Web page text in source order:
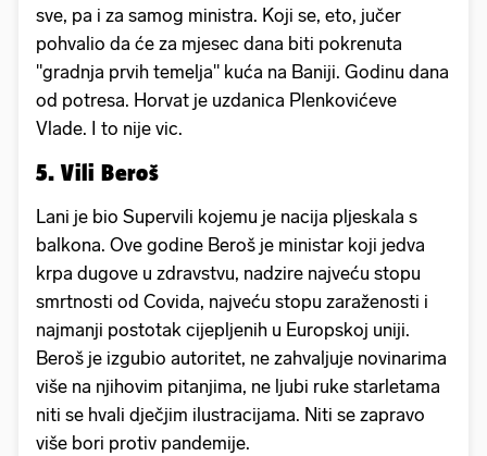
sve, pa i za samog ministra. Koji se, eto, jučer
pohvalio da će za mjesec dana biti pokrenuta
"gradnja prvih temelja" kuća na Baniji. Godinu dana
od potresa. Horvat je uzdanica Plenkovićeve
Vlade. I to nije vic.
5. Vili Beroš
Lani je bio Supervili kojemu je nacija pljeskala s
balkona. Ove godine Beroš je ministar koji jedva
krpa dugove u zdravstvu, nadzire najveću stopu
smrtnosti od Covida, najveću stopu zaraženosti i
najmanji postotak cijepljenih u Europskoj uniji.
Beroš je izgubio autoritet, ne zahvaljuje novinarima
više na njihovim pitanjima, ne ljubi ruke starletama
niti se hvali dječjim ilustracijama. Niti se zapravo
više bori protiv pandemije.